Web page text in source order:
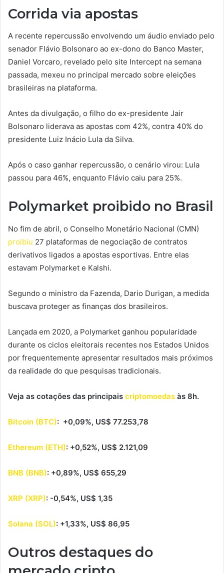
Corrida via apostas
A recente repercussão envolvendo um áudio enviado pelo
senador Flávio Bolsonaro ao ex-dono do Banco Master,
Daniel Vorcaro, revelado pelo site Intercept na semana
passada, mexeu no principal mercado sobre eleições
brasileiras na plataforma.
Antes da divulgação, o filho do ex-presidente Jair
Bolsonaro liderava as apostas com 42%, contra 40% do
presidente Luiz Inácio Lula da Silva.
Após o caso ganhar repercussão, o cenário virou: Lula
passou para 46%, enquanto Flávio caiu para 25%.
Polymarket proibido no Brasil
No fim de abril, o Conselho Monetário Nacional (CMN)
proibiu 27 plataformas de negociação de contratos
derivativos ligados a apostas esportivas. Entre elas
estavam Polymarket e Kalshi.
Segundo o ministro da Fazenda, Dario Durigan, a medida
buscava proteger as finanças dos brasileiros.
Lançada em 2020, a Polymarket ganhou popularidade
durante os ciclos eleitorais recentes nos Estados Unidos
por frequentemente apresentar resultados mais próximos
da realidade do que pesquisas tradicionais.
Veja as cotações das principais criptomoedas às 8h.
Bitcoin (BTC): +0,09%, US$ 77.253,78
Ethereum (ETH): +0,52%, US$ 2.121,09
BNB (BNB): +0,89%, US$ 655,29
XRP (XRP): -0,54%, US$ 1,35
Solana (SOL): +1,33%, US$ 86,95
Outros destaques do